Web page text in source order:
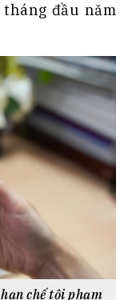
đầu năm
chế tội phạm